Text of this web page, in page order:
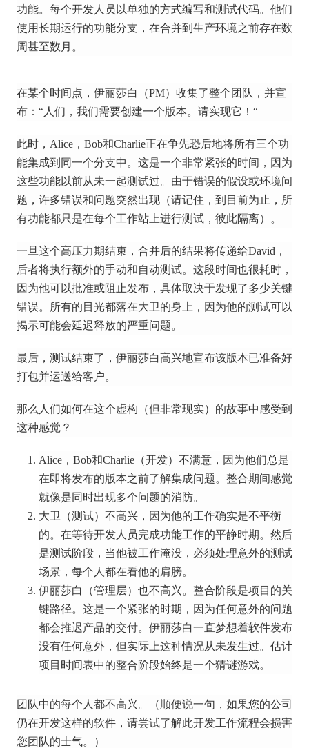
功能。 每个开发人员以单独的方式编写和测试代码。 他们
使用长期运行的功能分支，在合并到生产环境之前存在数
周甚至数月。
在某个时间点，伊丽莎白（PM）收集了整个团队，并宣
布：“人们，我们需要创建一个版本。 请实现它！“
此时，Alice，Bob和Charlie正在争先恐后地将所有三个功
能集成到同一个分支中。 这是一个非常紧张的时间，因为
这些功能以前从未一起测试过。 由于错误的假设或环境问
题，许多错误和问题突然出现（请记住，到目前为止，所
有功能都只是在每个工作站上进行测试，彼此隔离）。
一旦这个高压力期结束，合并后的结果将传递给David，
后者将执行额外的手动和自动测试。 这段时间也很耗时，
因为他可以批准或阻止发布，具体取决于发现了多少关键
错误。
所有的目光都落在大卫的身上，因为他的测试可以
揭示可能会延迟释放的严重问题。
最后，测试结束了，伊丽莎白高兴地宣布该版本已准备好
打包并运送给客户。
那么人们如何在这个虚构（但非常现实）的故事中感受到
这种感觉？
Alice，Bob和Charlie（开发）不满意，因为他们总是
在即将发布的版本之前了解集成问题。 整合期间感觉
就像是同时出现多个问题的消防。
大卫（测试）不高兴，因为他的工作确实是不平衡
的。 在等待开发人员完成功能工作的平静时期。 然后
是测试阶段，当他被工作淹没，必须处理意外的测试
场景，每个人都在看他的肩膀。
伊丽莎白（管理层）也不高兴。 整合阶段是项目的关
键路径。 这是一个紧张的时期，因为任何意外的问题
都会推迟产品的交付。 伊丽莎白一直梦想着软件发布
没有任何意外，但实际上这种情况从未发生过。 估计
项目时间表中的整合阶段始终是一个猜谜游戏。
团队中的每个人都不高兴。
（顺便说一句，如果您的公司
仍在开发这样的软件，请尝试了解此开发工作流程会损害
您团队的士气。）